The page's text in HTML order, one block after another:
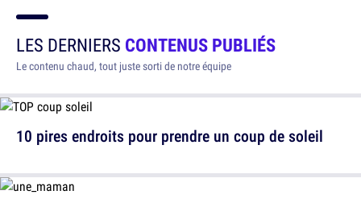
LES DERNIERS CONTENUS PUBLIÉS
Le contenu chaud, tout juste sorti de notre équipe
10 pires endroits pour prendre un coup de soleil